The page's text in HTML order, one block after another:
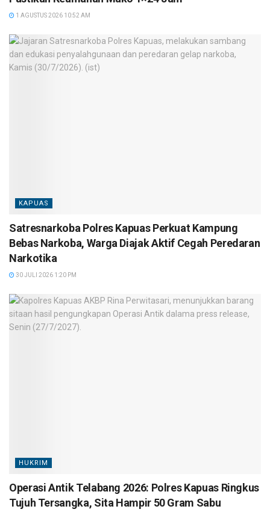
1 AGUSTUS 2026 10:52 AM
KAPUAS
Satresnarkoba Polres Kapuas Perkuat Kampung
Bebas Narkoba, Warga Diajak Aktif Cegah Peredaran
Narkotika
30 JULI 2026 1:20 PM
HUKRIM
Operasi Antik Telabang 2026: Polres Kapuas Ringkus
Tujuh Tersangka, Sita Hampir 50 Gram Sabu